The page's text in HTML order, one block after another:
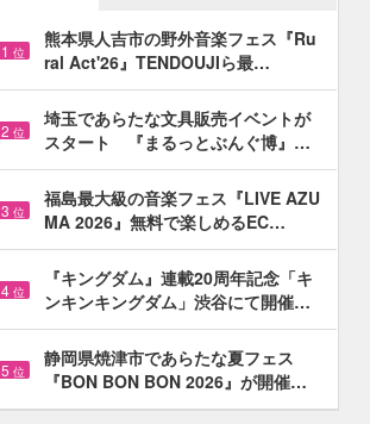
1 位
熊本県人吉市の野外音楽フェス『Ru
ral Act'26』TENDOUJIら最…
2 位
埼玉であらたな文具販売イベントが
スタート 『まるっとぶんぐ博』…
3 位
福島最大級の音楽フェス『LIVE AZU
MA 2026』無料で楽しめるEC…
4 位
『キングダム』連載20周年記念「キ
ンキンキングダム」渋谷にて開催…
5 位
静岡県焼津市であらたな夏フェス
『BON BON BON 2026』が開催…